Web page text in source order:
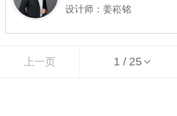
设计师：姜崧铭
上一页